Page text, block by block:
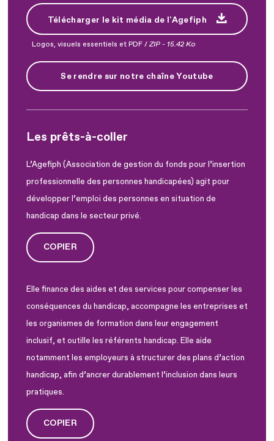
Télécharger le kit média de l'Agefiph
Logos, visuels essentiels et PDF /ZIP - 15.42 Ko
Se rendre sur notre chaîne Youtube
Les prêts-à-coller
L’Agefiph (Association de gestion du fonds pour l’insertion
professionnelle des personnes handicapées) agit pour
développer l’emploi des personnes en situation de
handicap dans le secteur privé.
COPIER
Elle finance des aides et des services pour compenser les
conséquences du handicap, accompagne les entreprises et
les organismes de formation dans leur engagement
inclusif, et outille les référents handicap. Elle aide
notamment les employeurs à structurer des plans d’action
handicap, afin d’ancrer durablement l’inclusion dans leurs
pratiques.
COPIER